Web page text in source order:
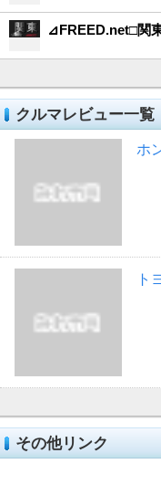
⊿FREED.net□関
クルマレビュー一覧
ホ
ト
その他リンク